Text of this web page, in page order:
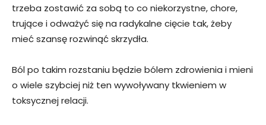
trzeba zostawić za sobą to co niekorzystne, chore,
trujące i odważyć się na radykalne cięcie tak, żeby
mieć szansę rozwinąć skrzydła.
Ból po takim rozstaniu będzie bólem zdrowienia i mieni
o wiele szybciej niż ten wywoływany tkwieniem w
toksycznej relacji.